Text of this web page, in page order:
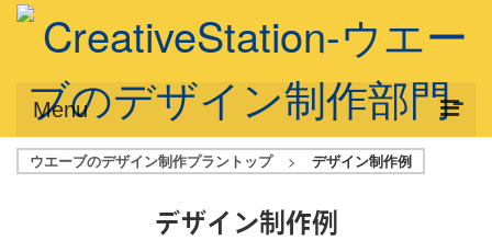
Menu
サービス概要
デザインプラン
ウエーブのデザイン制作プラントップ > デザイン制作例
デザイン制作例